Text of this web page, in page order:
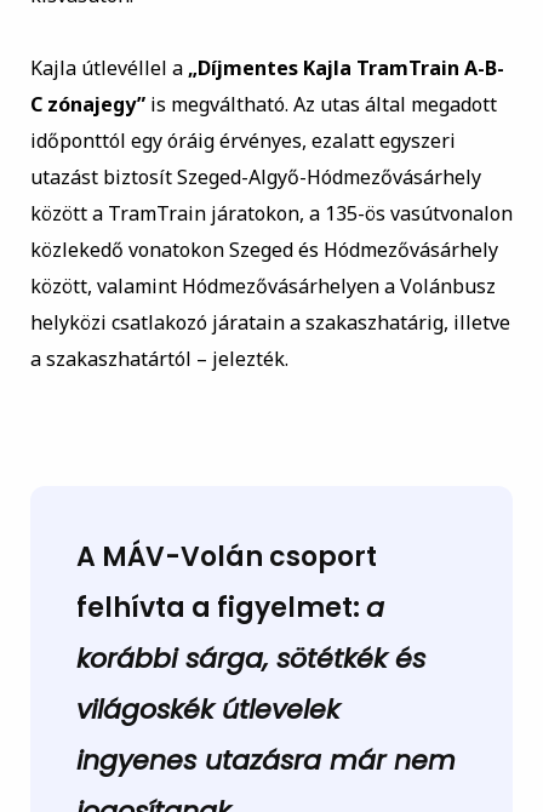
Kajla útlevéllel a„Díjmentes Kajla TramTrain A-B-
C zónajegy”is megváltható. Az utas által megadott
időponttól egy óráig érvényes, ezalatt egyszeri
utazást biztosít Szeged-Algyő-Hódmezővásárhely
között a TramTrain járatokon, a 135-ös vasútvonalon
közlekedő vonatokon Szeged és Hódmezővásárhely
között, valamint Hódmezővásárhelyen a Volánbusz
helyközi csatlakozó járatain a szakaszhatárig, illetve
a szakaszhatártól – jelezték.
A MÁV-Volán csoport
felhívta a figyelmet:a
korábbi sárga, sötétkék és
világoskék útlevelek
ingyenes utazásra már nem